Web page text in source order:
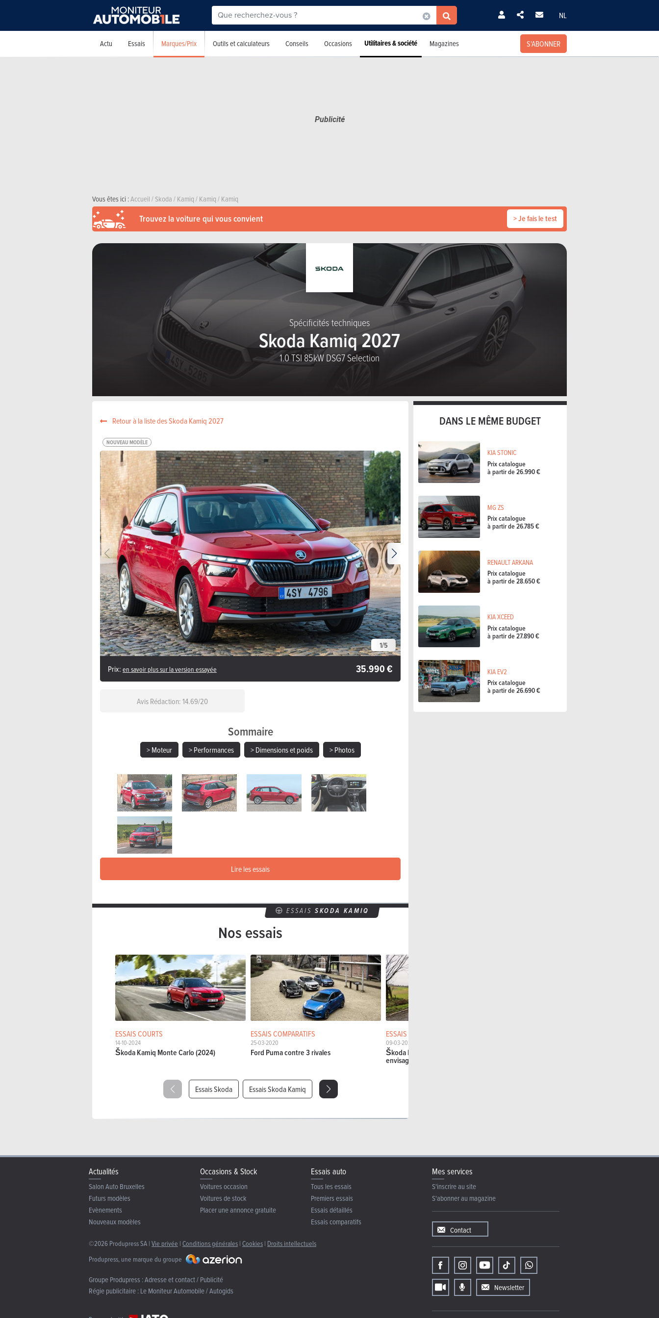
NL
Actu Essais Marques/Prix Outils et calculateurs Conseils Occasions Utilitaires & société Magazines S'ABONNER
Vous êtes ici :Accueil/Skoda/Kamiq/Kamiq/Kamiq
Trouvez la voiture qui vous convient > Je fais le test
Spécificités techniques
Skoda Kamiq 2027
1.0 TSI 85kW DSG7 Selection
Retour à la liste des Skoda Kamiq 2027
NOUVEAU MODÈLE
1/5
Prix: en savoir plus sur la version essayée 35.990 €
Avis Rédaction: 14.69/20
Sommaire
> Moteur > Performances > Dimensions et poids > Photos
Lire les essais
ESSAISSKODA KAMIQ
Nos essais
ESSAIS COURTS
14-10-2024
Škoda Kamiq Monte Carlo (2024)
ESSAIS COMPARATIFS
25-03-2020
Ford Puma contre 3 rivales
ESSAIS COURTS
09-03-2020
Škoda Kamiq 1.5 TSI DSG Style : à
envisager
Essais Skoda Essais Skoda Kamiq
DANS LE MÊME BUDGET
KIA STONIC
Prix catalogue
à partir de 26.990 €
MG ZS
Prix catalogue
à partir de 26.785 €
RENAULT ARKANA
Prix catalogue
à partir de 28.650 €
KIA XCEED
Prix catalogue
à partir de 27.890 €
KIA EV2
Prix catalogue
à partir de 26.690 €
Actualités
Salon Auto Bruxelles
Futurs modèles
Evènements
Nouveaux modèles
Occasions & Stock
Voitures occasion
Voitures de stock
Placer une annonce gratuite
Essais auto
Tous les essais
Premiers essais
Essais détaillés
Essais comparatifs
©2026 Produpress SA | Vie privée | Conditions générales | Cookies | Droits intellectuels
Produpress, une marque du groupe
Groupe Produpress :Adresse et contact / Publicité
Régie publicitaire :Le Moniteur Automobile / Autogids
Mes services
S'inscrire au site
S'abonner au magazine
Contact
Newsletter